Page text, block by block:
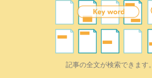
記事の全文が検索できます。